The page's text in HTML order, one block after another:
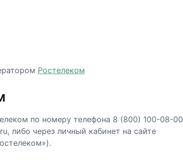
Ростелеком
по номеру телефона 8 (800) 100-08-00
либо через личный кабинет на сайте